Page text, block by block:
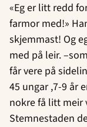
«Eg er litt redd
farmor med!»
skjemmast! Og
med på leir.
får vere på
45 ungar ,7-9 år
nokre få litt meir
Stemnestaden